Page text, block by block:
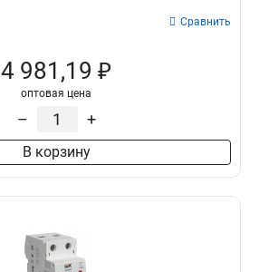
Сравнить
4 981,19 ₽
оптовая цена
– +
В корзину